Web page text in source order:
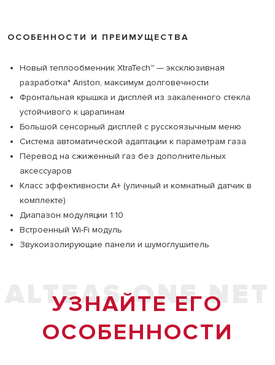
ОСОБЕННОСТИ И ПРЕИМУЩЕСТВА
Новый теплообменник XtraTech™ — эксклюзивная
разработка* Ariston, максимум долговечности
Фронтальная крышка и дисплей из закаленного стекла
устойчивого к царапинам
Большой сенсорный дисплей с русскоязычным меню
Система автоматической адаптации к параметрам газа
Перевод на сжиженный газ без дополнительных
аксессуаров
Класс эффективности А+ (уличный и комнатный датчик в
комплекте)
Диапазон модуляции 1:10
Встроенный Wi-Fi модуль
Звукоизолирующие панели и шумоглушитель
ALTEAS ONE NET
УЗНАЙТЕ ЕГО
ОСОБЕННОСТИ